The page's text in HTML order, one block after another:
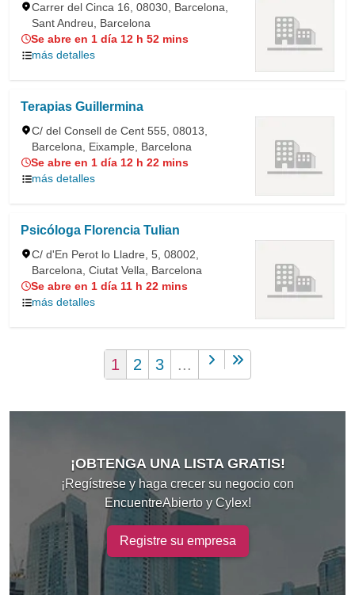
Carrer del Cinca 16, 08030, Barcelona,
Sant Andreu, Barcelona
Se abre en 1 día 12 h 52 mins
más detalles
Terapias Guillermina
C/ del Consell de Cent 555, 08013,
Barcelona, Eixample, Barcelona
Se abre en 1 día 12 h 22 mins
más detalles
Psicóloga Florencia Tulian
C/ d'En Perot lo Lladre, 5, 08002,
Barcelona, Ciutat Vella, Barcelona
Se abre en 1 día 11 h 22 mins
más detalles
1 2 3 ...
¡OBTENGA UNA LISTA GRATIS!
¡Regístrese y haga crecer su negocio con
EncuentreAbierto y Cylex!
Registre su empresa